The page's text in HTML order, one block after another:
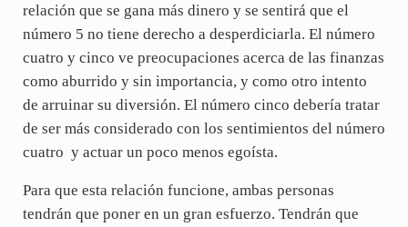
relación que se gana más dinero y se sentirá que el
número 5 no tiene derecho a desperdiciarla. El número
cuatro y cinco ve preocupaciones acerca de las finanzas
como aburrido y sin importancia, y como otro intento
de arruinar su diversión. El número cinco debería tratar
de ser más considerado con los sentimientos del número
cuatro y actuar un poco menos egoísta.
Para que esta relación funcione, ambas personas
tendrán que poner en un gran esfuerzo. Tendrán que